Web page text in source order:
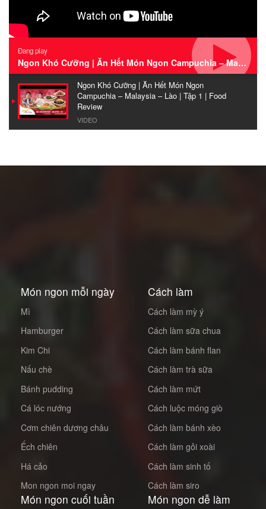
Đang play
Ngon Khó Cưỡng | Ăn Hết Món Ngon Campuchia – Malaysia – Lào | Tập 1 | Food Review
Ngon Khó Cưỡng | Ăn Hết Món Ngon
Campuchia – Malaysia – Lào | Tập 1 | Food
Review
VIDEO
Món ngon mỗi ngày
Mì
Hamburger
Kim Chi
Nấu chè
Bánh pudding
Cá lóc nướng
Cơm chiên dương châu
Ếch chiên
Há cảo
Mon ngon moi ngay
Cách làm
Cách làm mỳ ý
Cách làm sữa chua
Cách làm bánh flan
Cách làm trà sữa
Cách làm mứt
Cách luộc móng giò
Cách làm bánh xèo
Cách làm gỏi xoài
Cách làm sinh tố
Cách làm siro
Món ngon cuối tuần Món ngon dễ làm